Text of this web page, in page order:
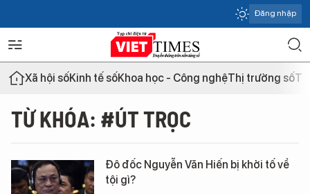
Đăng nhập
Xã hội sốKinh tế sốKhoa học - Công nghệThị trường số
TỪ KHÓA: #ÚT TRỌC
Đô đốc Nguyễn Văn Hiến bị khởi tố về
tội gì?